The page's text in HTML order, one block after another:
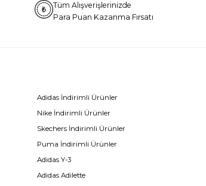
Tüm Alışverişlerinizde
Para Puan Kazanma Fırsatı
Adidas İndirimli Ürünler
Nike İndirimli Ürünler
Skechers İndirimli Ürünler
Puma İndirimli Ürünler
Adidas Y-3
Adidas Adilette